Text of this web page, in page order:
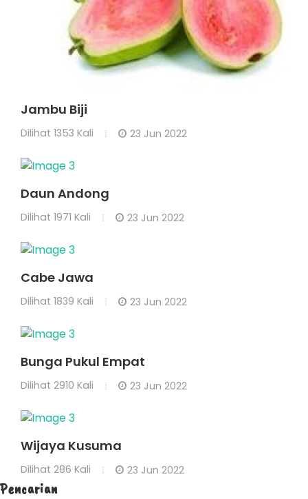
Jambu Biji
Dilihat 1353 Kali 23 Jun 2022
Daun Andong
Dilihat 1971 Kali 23 Jun 2022
Cabe Jawa
Dilihat 1839 Kali 23 Jun 2022
Bunga Pukul Empat
Dilihat 2910 Kali 23 Jun 2022
Wijaya Kusuma
Dilihat 286 Kali 23 Jun 2022
Pencarian